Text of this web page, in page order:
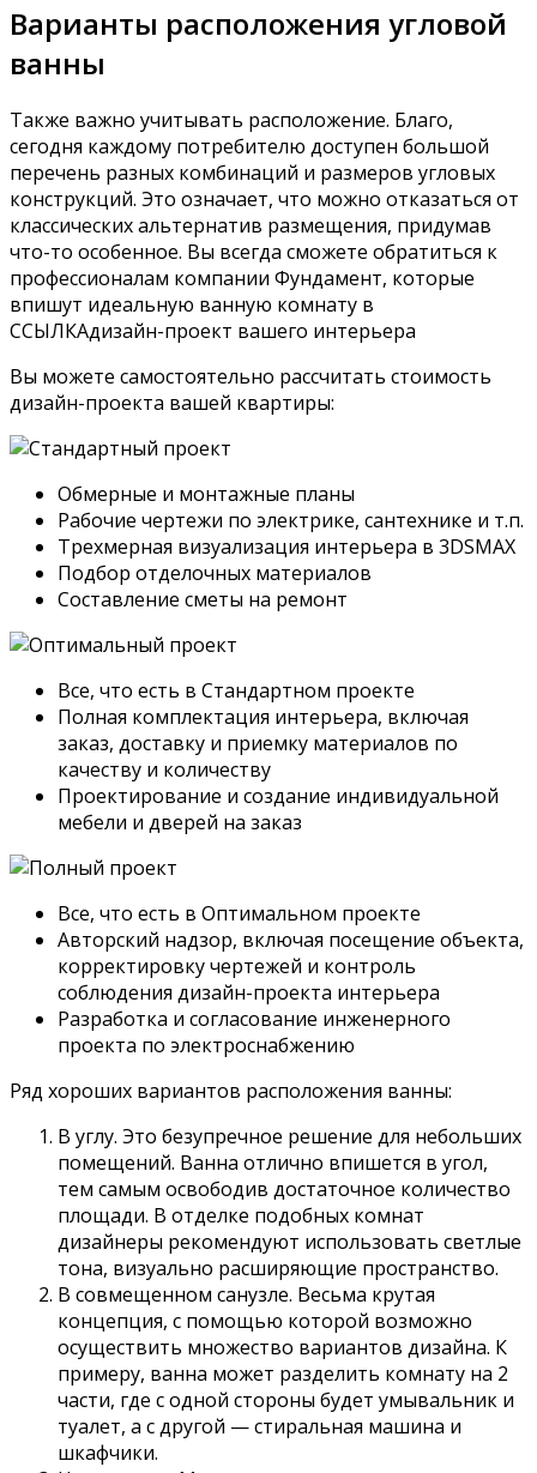
Варианты расположения угловой
ванны
Также важно учитывать расположение. Благо,
сегодня каждому потребителю доступен большой
перечень разных комбинаций и размеров угловых
конструкций. Это означает, что можно отказаться от
классических альтернатив размещения, придумав
что-то особенное. Вы всегда сможете обратиться к
профессионалам компании Фундамент, которые
впишут идеальную ванную комнату в
ССЫЛКАдизайн-проект вашего интерьера
Вы можете самостоятельно рассчитать стоимость
дизайн-проекта вашей квартиры:
Обмерные и монтажные планы
Рабочие чертежи по электрике, сантехнике и т.п.
Трехмерная визуализация интерьера в 3DSMAX
Подбор отделочных материалов
Составление сметы на ремонт
Все, что есть в Стандартном проекте
Полная комплектация интерьера, включая
заказ, доставку и приемку материалов по
качеству и количеству
Проектирование и создание индивидуальной
мебели и дверей на заказ
Все, что есть в Оптимальном проекте
Авторский надзор, включая посещение объекта,
корректировку чертежей и контроль
соблюдения дизайн-проекта интерьера
Разработка и согласование инженерного
проекта по электроснабжению
Ряд хороших вариантов расположения ванны:
В углу. Это безупречное решение для небольших
помещений. Ванна отлично впишется в угол,
тем самым освободив достаточное количество
площади. В отделке подобных комнат
дизайнеры рекомендуют использовать светлые
тона, визуально расширяющие пространство.
В совмещенном санузле. Весьма крутая
концепция, с помощью которой возможно
осуществить множество вариантов дизайна. К
примеру, ванна может разделить комнату на 2
части, где с одной стороны будет умывальник и
туалет, а с другой — стиральная машина и
шкафчики.